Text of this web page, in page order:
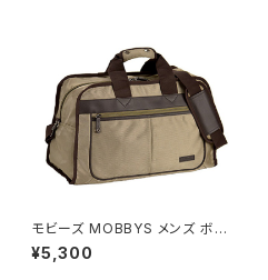
モビーズ MOBBYS メンズ ボス
トンバッグ 軽量 31131-5H ベー
ジュ ベージュ
¥5,300